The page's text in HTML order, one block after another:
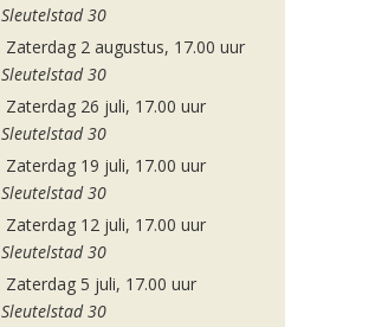
Sleutelstad 30
Zaterdag 2 augustus, 17.00 uur
Sleutelstad 30
Zaterdag 26 juli, 17.00 uur
Sleutelstad 30
Zaterdag 19 juli, 17.00 uur
Sleutelstad 30
Zaterdag 12 juli, 17.00 uur
Sleutelstad 30
Zaterdag 5 juli, 17.00 uur
Sleutelstad 30